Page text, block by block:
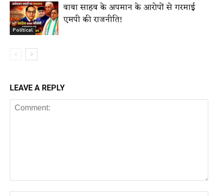
Political
बाबा साहब के अपमान के आरोपों से गरमाई
एमपी की राजनीति!
LEAVE A REPLY